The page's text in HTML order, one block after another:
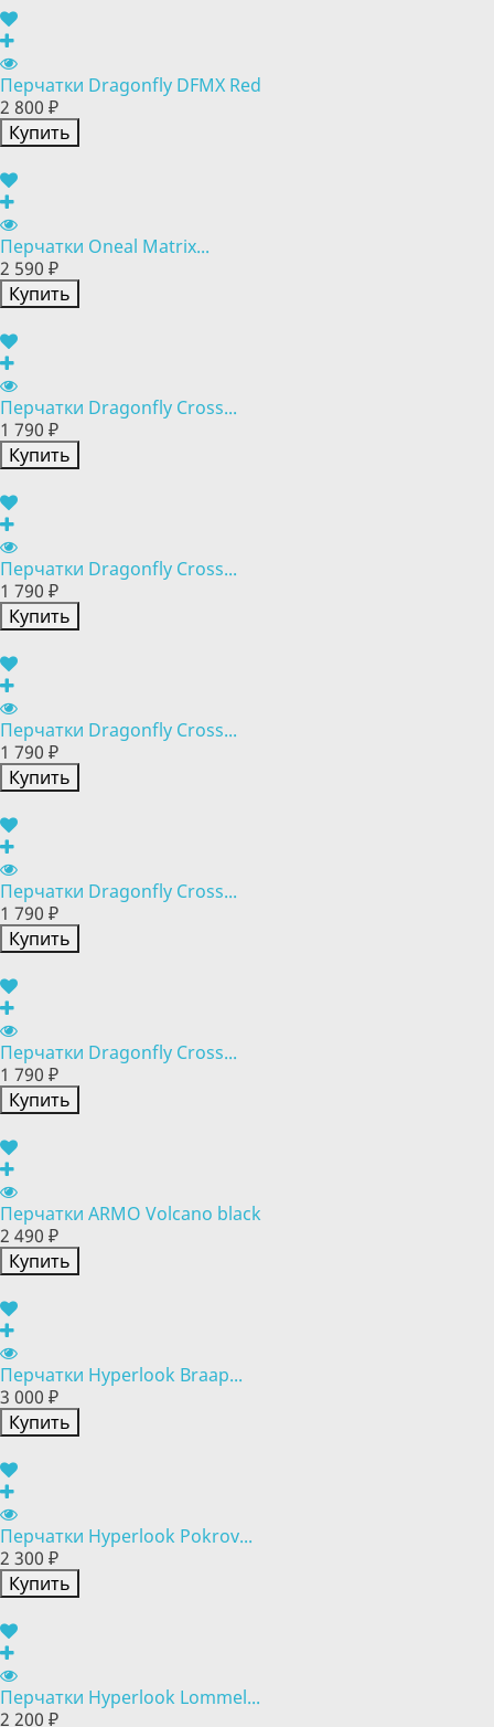
Перчатки Dragonfly DFMX Red
2 800 ₽
Купить
Перчатки Oneal Matrix...
2 590 ₽
Купить
Перчатки Dragonfly Cross...
1 790 ₽
Купить
Перчатки Dragonfly Cross...
1 790 ₽
Купить
Перчатки Dragonfly Cross...
1 790 ₽
Купить
Перчатки Dragonfly Cross...
1 790 ₽
Купить
Перчатки Dragonfly Cross...
1 790 ₽
Купить
Перчатки ARMO Volcano black
2 490 ₽
Купить
Перчатки Hyperlook Braap...
3 000 ₽
Купить
Перчатки Hyperlook Pokrov...
2 300 ₽
Купить
Перчатки Hyperlook Lommel...
2 200 ₽